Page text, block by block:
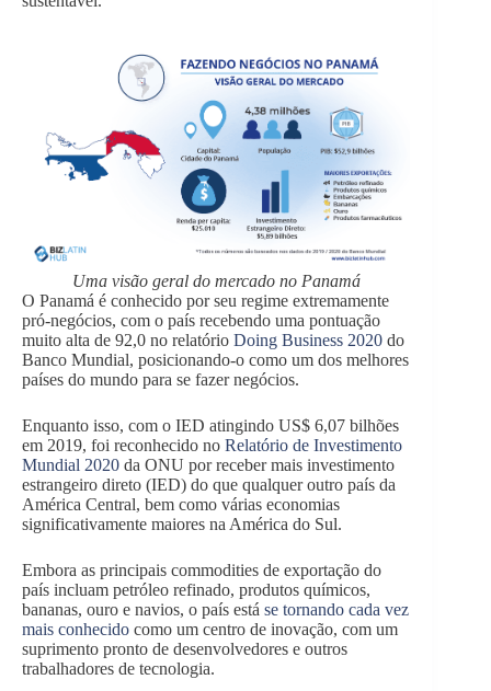
Uma visão geral do mercado no Panamá
O Panamá é conhecido por seu regime extremamente
pró-negócios, com o país recebendo uma pontuação
muito alta de 92,0 no relatório Doing Business 2020 do
Banco Mundial, posicionando-o como um dos melhores
países do mundo para se fazer negócios.
Enquanto isso, com o IED atingindo US$ 6,07 bilhões
em 2019, foi reconhecido no Relatório de Investimento
Mundial 2020 da ONU por receber mais investimento
estrangeiro direto (IED) do que qualquer outro país da
América Central, bem como várias economias
significativamente maiores na América do Sul.
Embora as principais commodities de exportação do
país incluam petróleo refinado, produtos químicos,
bananas, ouro e navios, o país está se tornando cada vez
mais conhecido como um centro de inovação, com um
suprimento pronto de desenvolvedores e outros
trabalhadores de tecnologia.